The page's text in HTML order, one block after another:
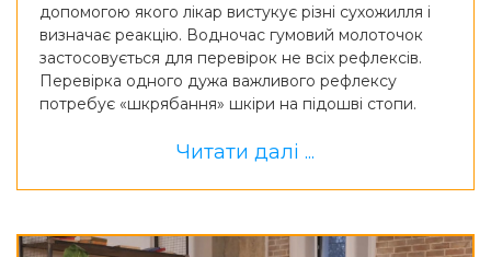
допомогою якого лікар вистукує різні сухожилля і
визначає реакцію. Водночас гумовий молоточок
застосовується для перевірок не всіх рефлексів.
Перевірка одного дужа важливого рефлексу
потребує «шкрябання» шкіри на підошві стопи.
Читати далі ...